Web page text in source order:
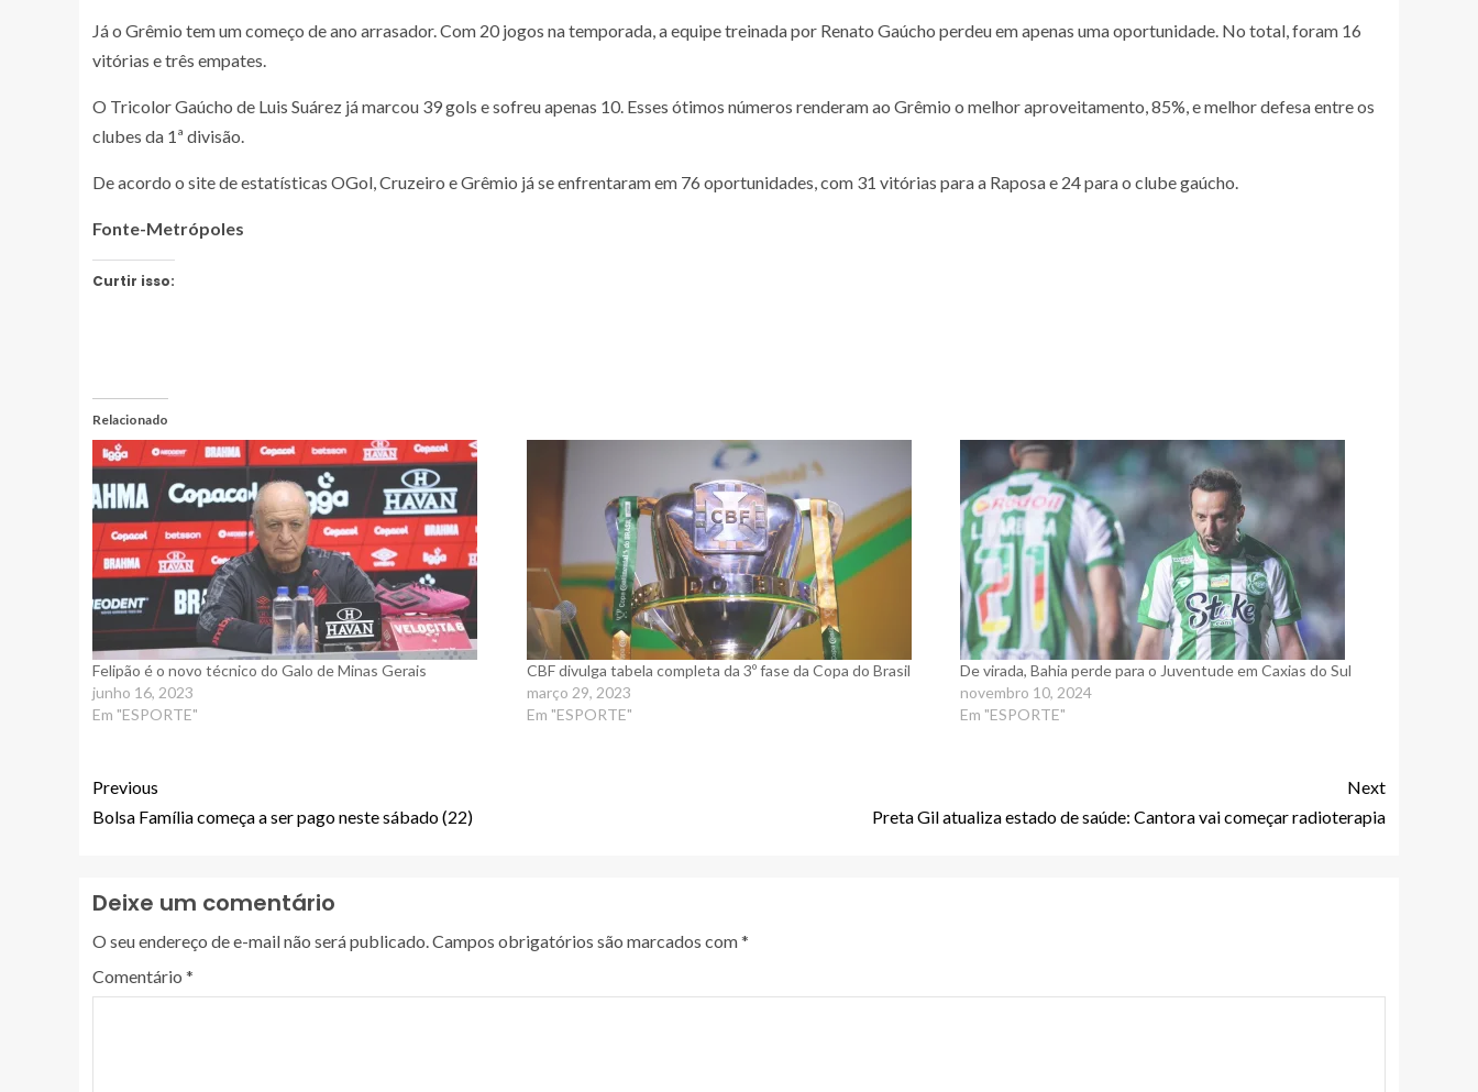
Já o Grêmio tem um começo de ano arrasador. Com 20 jogos na temporada, a equipe treinada por Renato Gaúcho perdeu em apenas uma oportunidade. No total, foram 16
vitórias e três empates.
O Tricolor Gaúcho de Luis Suárez já marcou 39 gols e sofreu apenas 10. Esses ótimos números renderam ao Grêmio o melhor aproveitamento, 85%, e melhor defesa entre os
clubes da 1ª divisão.
De acordo o site de estatísticas OGol, Cruzeiro e Grêmio já se enfrentaram em 76 oportunidades, com 31 vitórias para a Raposa e 24 para o clube gaúcho.
Fonte-Metrópoles
Curtir isso:
Relacionado
Felipão é o novo técnico do Galo de Minas Gerais
junho 16, 2023
Em "ESPORTE"
CBF divulga tabela completa da 3º fase da Copa do Brasil
março 29, 2023
Em "ESPORTE"
De virada, Bahia perde para o Juventude em Caxias do Sul
novembro 10, 2024
Em "ESPORTE"
Previous
Bolsa Família começa a ser pago neste sábado (22)
Next
Preta Gil atualiza estado de saúde: Cantora vai começar radioterapia
Deixe um comentário
O seu endereço de e-mail não será publicado.Campos obrigatórios são marcados com*
Comentário *